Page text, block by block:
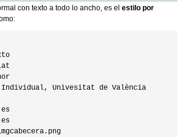
con texto a todo lo ancho, es el estilo por
Individual, Univesitat de València